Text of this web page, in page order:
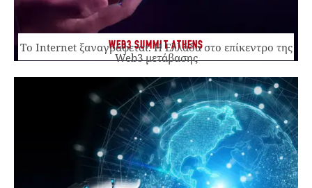
WEB3 SUMMIT ATHENS
Το Internet ξαναγράφεται. Η Ελλάδα στο επίκεντρο της
Web3 μετάβασης